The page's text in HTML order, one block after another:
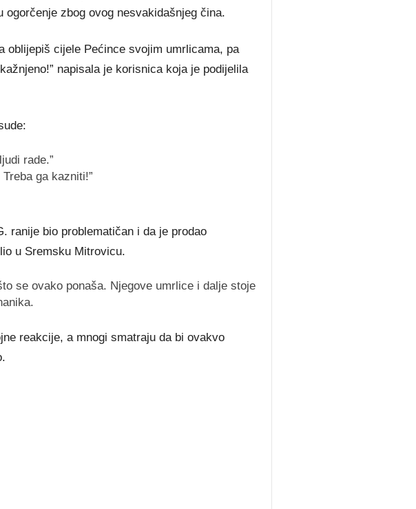
zbog ovog nesvakidašnjeg čina.
oblijepiš cijele Pećince svojim umrlicama, pa
napisala je korisnica koja je podijelila
rade.”
ga kazniti!”
ranije bio problematičan i da je prodao
u Sremsku Mitrovicu.
se ovako ponaša. Njegove umrlice i dalje stoje
reakcije, a mnogi smatraju da bi ovakvo